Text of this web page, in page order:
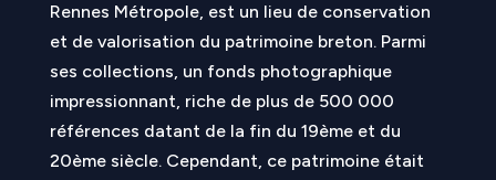
Rennes Métropole, est un lieu de conservation
et de valorisation du patrimoine breton. Parmi
ses collections, un fonds photographique
impressionnant, riche de plus de 500 000
références datant de la fin du 19ème et du
20ème siècle. Cependant, ce patrimoine était